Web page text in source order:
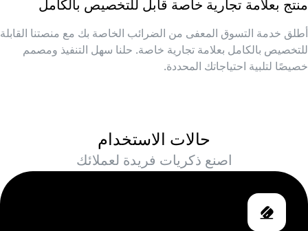
منتج بعلامة تجارية خاصة قابل للتخصيص بالكامل
أطلق خدمة التسوق المعفى من الضرائب الخاصة بك مع منصتنا القابلة
للتخصيص بالكامل بعلامة تجارية خاصة. حلنا سهل التنفيذ ومصمم
خصيصًا لتلبية احتياجاتك المحددة.
حالات الاستخدام
اصنع ذكريات فريدة لعملائك